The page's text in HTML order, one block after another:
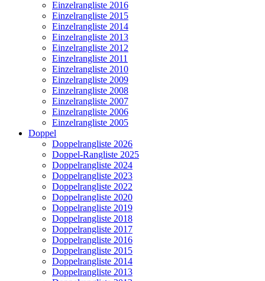
Einzelrangliste 2016
Einzelrangliste 2015
Einzelrangliste 2014
Einzelrangliste 2013
Einzelrangliste 2012
Einzelrangliste 2011
Einzelrangliste 2010
Einzelrangliste 2009
Einzelrangliste 2008
Einzelrangliste 2007
Einzelrangliste 2006
Einzelrangliste 2005
Doppel
Doppelrangliste 2026
Doppel-Rangliste 2025
Doppelrangliste 2024
Doppelrangliste 2023
Doppelrangliste 2022
Doppelrangliste 2020
Doppelrangliste 2019
Doppelrangliste 2018
Doppelrangliste 2017
Doppelrangliste 2016
Doppelrangliste 2015
Doppelrangliste 2014
Doppelrangliste 2013